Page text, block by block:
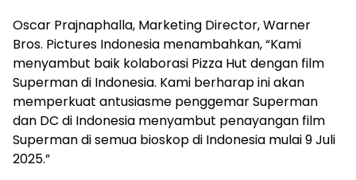
Oscar Prajnaphalla, Marketing Director, Warner
Bros. Pictures Indonesia menambahkan, “Kami
menyambut baik kolaborasi Pizza Hut dengan film
Superman di Indonesia. Kami berharap ini akan
memperkuat antusiasme penggemar Superman
dan DC di Indonesia menyambut penayangan film
Superman di semua bioskop di Indonesia mulai 9 Juli
2025.”